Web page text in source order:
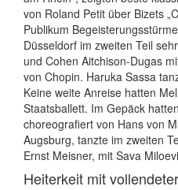
von Roland Petit über Bizets
Publikum
Düsseldorf im zweiten Teil
und Cohen Aitchison-Dugas
von Chopin. Haruka Sassa
Keine weite Anreise hatten
Staatsballett. Im Gepäck
choreografiert von Hans von
Augsburg, tanzte im zweiten
Ernst Meisner, mit Sava
Heiterkeit mit